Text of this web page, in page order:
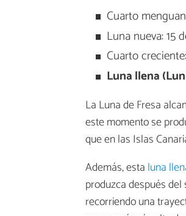
Cuarto
Luna nueva: 15
Cuarto
Luna llena
La Luna de Fresa
este momento se
que en las Islas
Además, esta luna
produzca después
recorriendo una